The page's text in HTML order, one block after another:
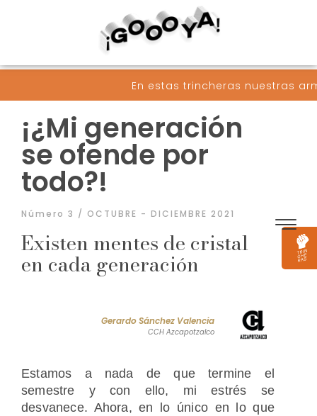
En estas trincheras nuestras armas son
¡¿Mi generación
se ofende por
todo?!
Número 3 / OCTUBRE - DICIEMBRE 2021
Existen mentes de cristal
en cada generación
Gerardo Sánchez Valencia
CCH Azcapotzalco
Estamos a nada de que termine el
semestre y con ello, mi estrés se
desvanece. Ahora, en lo único en lo que